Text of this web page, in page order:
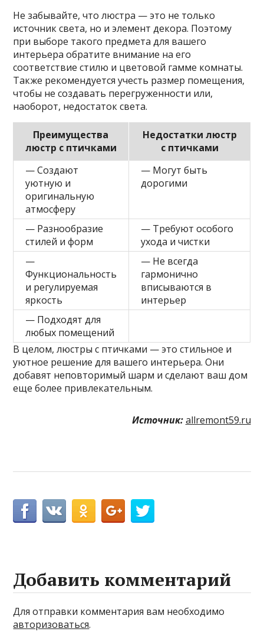
Не забывайте, что люстра — это не только
источник света, но и элемент декора. Поэтому
при выборе такого предмета для вашего
интерьера обратите внимание на его
соответствие стилю и цветовой гамме комнаты.
Также рекомендуется учесть размер помещения,
чтобы не создавать перегруженности или,
наоборот, недостаток света.
Преимущества
люстр с птичками
Недостатки люстр
с птичками
— Создают
уютную и
оригинальную
атмосферу
— Могут быть
дорогими
— Разнообразие
стилей и форм
— Требуют особого
ухода и чистки
—
Функциональность
и регулируемая
яркость
— Не всегда
гармонично
вписываются в
интерьер
— Подходят для
любых помещений
В целом, люстры с птичками — это стильное и
уютное решение для вашего интерьера. Они
добавят неповторимый шарм и сделают ваш дом
еще более привлекательным.
Источник: allremont59.ru
Добавить комментарий
Для отправки комментария вам необходимо
авторизоваться.